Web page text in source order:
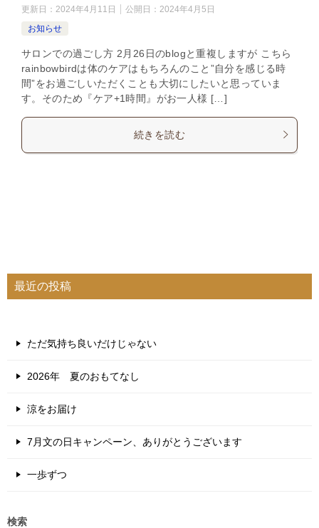
更新日： 2024年4月11日 公開日： 2024年4月5日
お知らせ
サロンでの過ごし方 2月26日のblogと重複しますが こちら ​
rainbowbirdは体のケアはもちろんのこと”自分を感じる時
間”をお過ごしいただくことも大切にしたいと思っていま
す。そのため『ケア+1時間』がお一人様 […]
続きを読む
最近の投稿
ただ気持ち良いだけじゃない
2026年 夏のおもてなし
涼をお届け
7月文の日キャンペーン、ありがとうございます
一歩ずつ
検索